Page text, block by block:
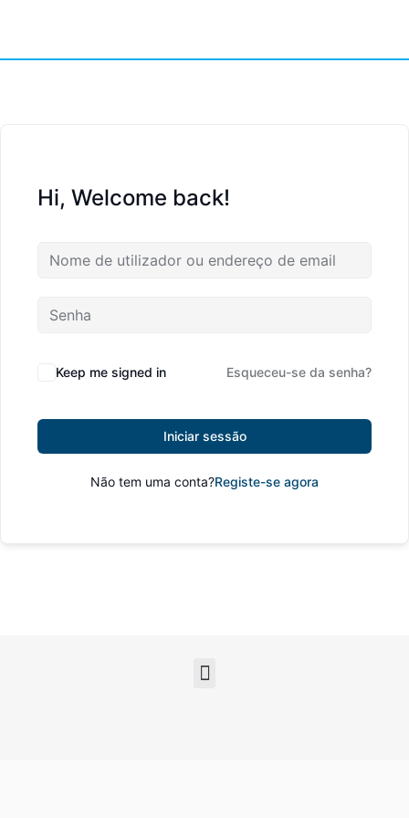
Hi, Welcome back!
Keep me signed in Esqueceu-se da senha?
Iniciar sessão
Não tem uma conta?Registe-se agora